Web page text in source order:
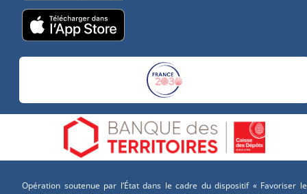
Opération soutenue par l’État dans le cadre du dispositif « Favoriser le